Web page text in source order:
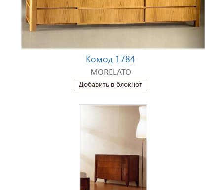
Комод 1784
MORELATO
Добавить в блокнот